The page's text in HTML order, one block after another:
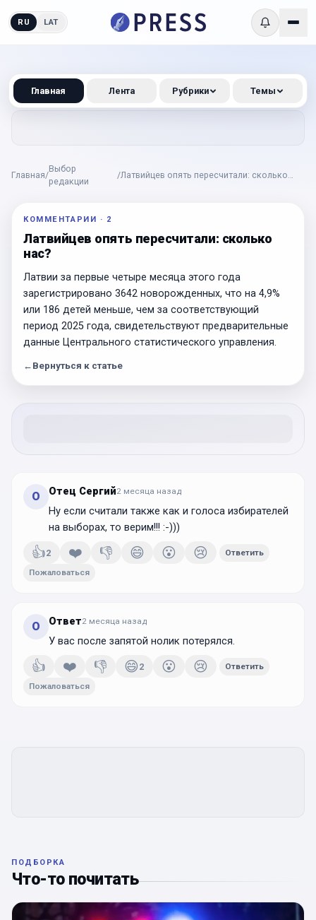
RU LAT
Главная/
Выбор
редакции
/Латвийцев опять пересчитали: сколько
КОММЕНТАРИИ · 2
Латвийцев опять пересчитали: сколько
нас?
Латвии за первые четыре месяца этого года
зарегистрировано 3642 новорожденных, что на 4,9%
или 186 детей меньше, чем за соответствующий
период 2025 года, свидетельствуют предварительные
данные Центрального статистического управления.
← Вернуться к статье
О Отец Сергий2 месяца назад
Ну если считали также как и голоса избирателей
на выборах, то верим!!! :-)))
👍2 ❤️ 👎 😄 😮 😢 Ответить
Пожаловаться
О Ответ2 месяца назад
У вас после запятой нолик потерялся.
👍 ❤️ 👎 😄 2 😮 😢 Ответить
Пожаловаться
ПОДБОРКА
Что-то почитать
Главная Лента Рубрики Темы